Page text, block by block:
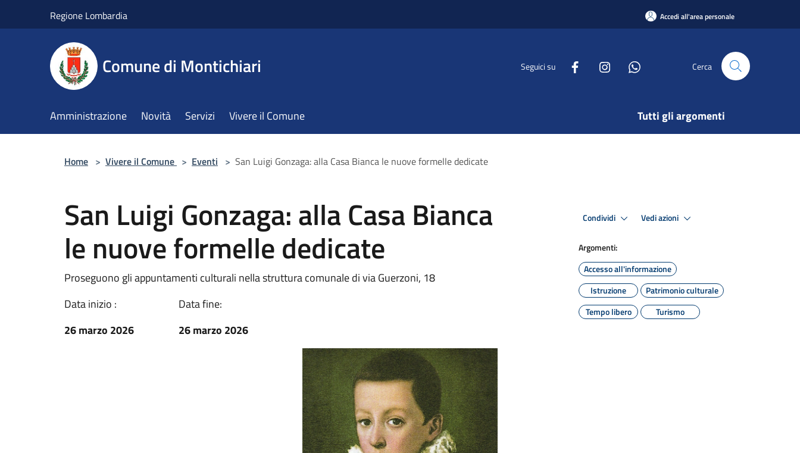
Regione Lombardia Accedi all'area personale
Comune di Montichiari Seguici su Cerca
Amministrazione Novità Servizi Vivere il Comune Tutti gli argomenti
Home > Vivere il Comune > Eventi > San Luigi Gonzaga: alla Casa Bianca le nuove formelle dedicate
San Luigi Gonzaga: alla Casa Bianca
le nuove formelle dedicate
Proseguono gli appuntamenti culturali nella struttura comunale di via Guerzoni, 18
Data inizio :
26 marzo 2026
Data fine:
26 marzo 2026
Condividi Vedi azioni
Argomenti:
Accesso all'informazione
Istruzione
Patrimonio culturale
Tempo libero
Turismo